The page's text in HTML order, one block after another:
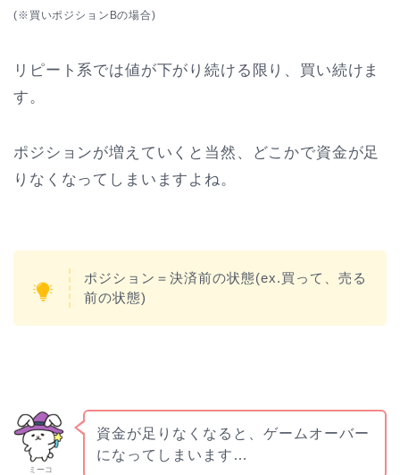
(※買いポジションBの場合)
リピート系では値が下がり続ける限り、買い続けま
す。
ポジションが増えていくと当然、どこかで資金が足
りなくなってしまいますよね。
ポジション＝決済前の状態(ex.買って、売る
前の状態)
ミーコ
資金が足りなくなると、ゲームオーバー
になってしまいます…